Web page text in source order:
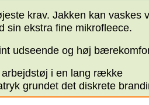
krav. Jakken kan vaskes
sin ekstra fine mikrofleece.
udseende og høj
i en lang række
grundet det diskrete